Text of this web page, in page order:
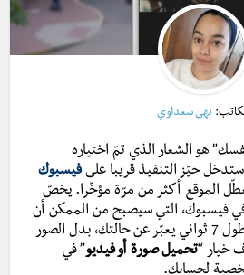
نهى سعداوي
هو الشعار الذي تمّ اختياره
حيّز التنفيذ قريبا علىفيسبوك
الموقع أكثر من مرّة مؤخّرا. يخصّ
فيسبوك، التي سيصبح من الممكن أن
تكون شريط فيديو قصيرا بطول 7 ثواني يعبّر عن حالتك، بدل الصور
خيار “تحميل صورة أو فيديو” في